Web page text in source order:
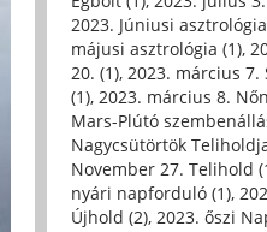
2023. Júniusi
májusi asztrológia (1),
20. (1), 2023. március 7.
(1), 2023. március 8.
Mars-Plútó
Nagycsütörtök
November 27. Telihold
nyári napforduló (1),
Újhold (2), 2023. őszi